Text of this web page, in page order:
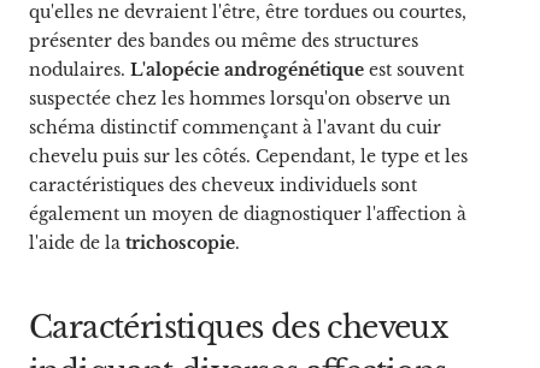
qu'elles ne devraient l'être, être tordues ou courtes,
présenter des bandes ou même des structures
nodulaires. L'alopécie androgénétique est souvent
suspectée chez les hommes lorsqu'on observe un
schéma distinctif commençant à l'avant du cuir
chevelu puis sur les côtés. Cependant, le type et les
caractéristiques des cheveux individuels sont
également un moyen de diagnostiquer l'affection à
l'aide de la trichoscopie.
Caractéristiques des cheveux